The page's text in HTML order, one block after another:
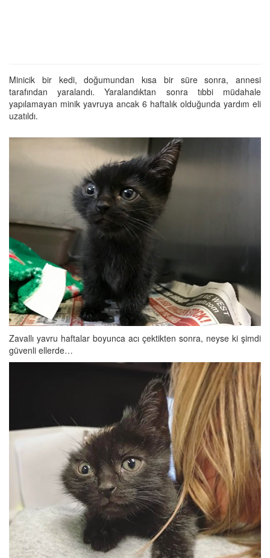
Minicik bir kedi, doğumundan kısa bir süre sonra, annesi
tarafından yaralandı. Yaralandıktan sonra tıbbi müdahale
yapılamayan minik yavruya ancak 6 haftalık olduğunda yardım eli
uzatıldı.
Zavallı yavru haftalar boyunca acı çektikten sonra, neyse ki şimdi
güvenli ellerde…